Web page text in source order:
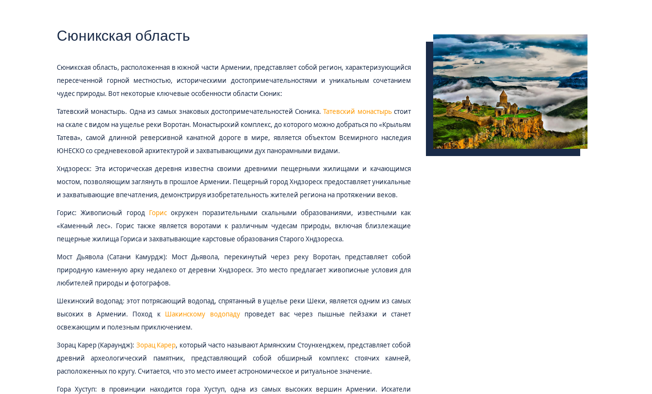
Сюникская область
Сюникская область, расположенная в южной части Армении, представляет собой регион, характеризующийся
пересеченной горной местностью, историческими достопримечательностями и уникальным сочетанием
чудес природы. Вот некоторые ключевые особенности области Сюник:
Татевский монастырь. Одна из самых знаковых достопримечательностей Сюника.Татевский монастырьстоит
на скале с видом на ущелье реки Воротан. Монастырский комплекс, до которого можно добраться по «Крыльям
Татева», самой длинной реверсивной канатной дороге в мире, является объектом Всемирного наследия
ЮНЕСКО со средневековой архитектурой и захватывающими дух панорамными видами.
Хндзореск: Эта историческая деревня известна своими древними пещерными жилищами и качающимся
мостом, позволяющим заглянуть в прошлое Армении. Пещерный город Хндзореск предоставляет уникальные
и захватывающие впечатления, демонстрируя изобретательность жителей региона на протяжении веков.
Горис: Живописный город Горис окружен поразительными скальными образованиями, известными как
«Каменный лес». Горис также является воротами к различным чудесам природы, включая близлежащие
пещерные жилища Гориса и захватывающие карстовые образования Старого Хндзореска.
Мост Дьявола (Сатани Камурдж): Мост Дьявола, перекинутый через реку Воротан, представляет собой
природную каменную арку недалеко от деревни Хндзореск. Это место предлагает живописные условия для
любителей природы и фотографов.
Шекинский водопад: этот потрясающий водопад, спрятанный в ущелье реки Шеки, является одним из самых
высоких в Армении. Поход к Шакинскому водопадупроведет вас через пышные пейзажи и станет
освежающим и полезным приключением.
Зорац Карер (Караундж): Зорац Карер, который часто называют Армянским Стоунхенджем, представляет собой
древний археологический памятник, представляющий собой обширный комплекс стоячих камней,
расположенных по кругу. Считается, что это место имеет астрономическое и ритуальное значение.
Гора Хуступ: в провинции находится гора Хуступ, одна из самых высоких вершин Армении. Искатели